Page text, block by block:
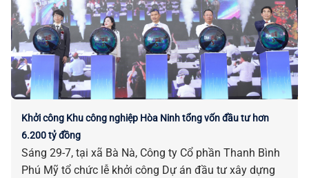
Khởi công Khu công nghiệp Hòa Ninh tổng vốn đầu tư hơn
6.200 tỷ đồng
Sáng 29-7, tại xã Bà Nà, Công ty Cổ phần Thanh Bình
Phú Mỹ tổ chức lễ khởi công Dự án đầu tư xây dựng